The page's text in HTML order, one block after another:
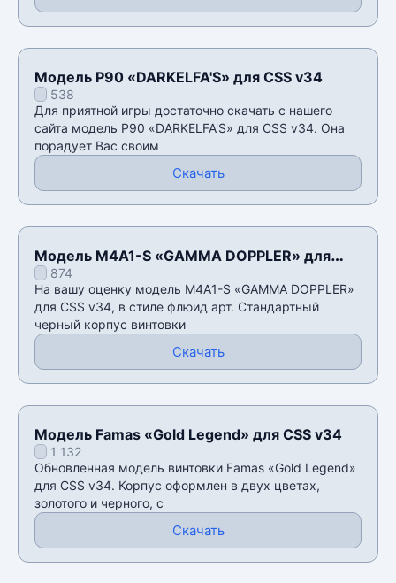
Модель P90 «DARKELFA'S» для CSS v34
538
Для приятной игры достаточно скачать с нашего
сайта модель P90 «DARKELFA'S» для CSS v34. Она
порадует Вас своим
Скачать
Модель M4A1-S «GAMMA DOPPLER» для
CSS v34
874
На вашу оценку модель M4A1-S «GAMMA DOPPLER»
для CSS v34, в стиле флюид арт. Стандартный
черный корпус винтовки
Скачать
Модель Famas «Gold Legend» для CSS v34
1 132
Обновленная модель винтовки Famas «Gold Legend»
для CSS v34. Корпус оформлен в двух цветах,
золотого и черного, с
Скачать